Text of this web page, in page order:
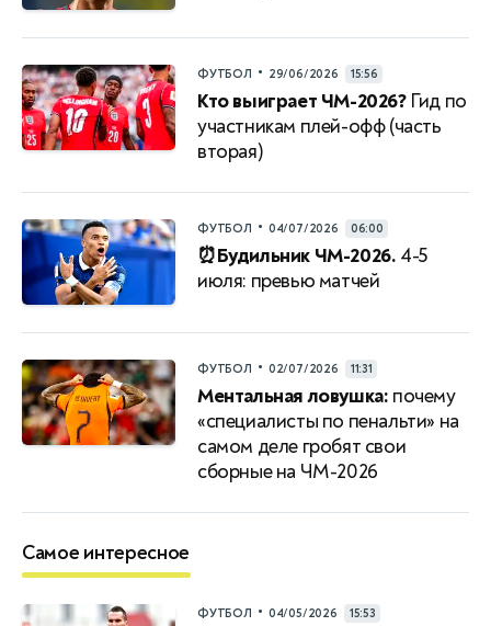
ФУТБОЛ • 29/06/2026 15:56
Кто выиграет ЧМ-2026?Гид по
участникам плей-офф (часть
вторая)
ФУТБОЛ • 04/07/2026 06:00
⏰Будильник ЧМ-2026. 4-5
июля: превью матчей
ФУТБОЛ • 02/07/2026 11:31
Ментальная ловушка: почему
«специалисты по пенальти» на
самом деле гробят свои
сборные на ЧМ-2026
Самое интересное
ФУТБОЛ • 04/05/2026 15:53